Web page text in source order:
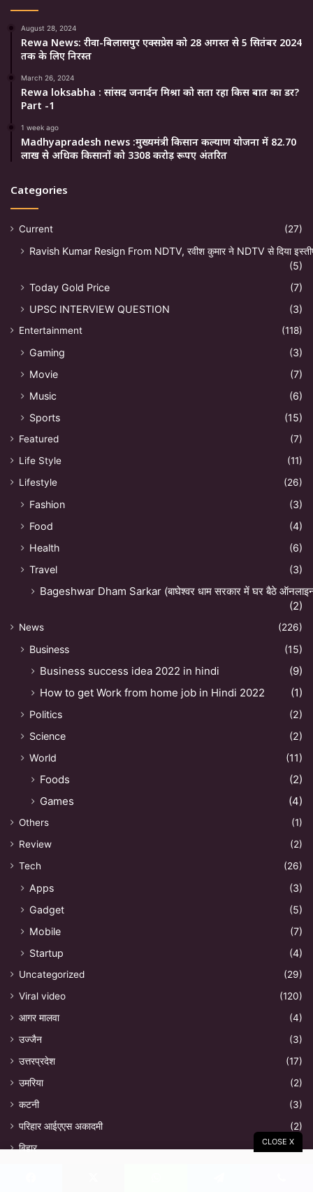
August 28, 2024
Rewa News: रीवा-बिलासपुर एक्सप्रेस को 28 अगस्त से 5 सितंबर 2024
तक के लिए निरस्त
March 26, 2024
Rewa loksabha : सांसद जनार्दन मिश्रा को सता रहा किस बात का डर?
Part -1
1 week ago
Madhyapradesh news :मुख्यमंत्री किसान कल्याण योजना में 82.70
लाख से अधिक किसानों को 3308 करोड़ रूपए अंतरित
Categories
Current (27)
Ravish Kumar Resign From NDTV, रवीश कुमार ने NDTV से दिया
(5)
Today Gold Price
(7)
UPSC INTERVIEW QUESTION
(3)
Entertainment (118)
Gaming
(3)
Movie
(7)
Music
(6)
Sports
(15)
Featured
(7)
Life Style
(11)
Lifestyle
(26)
Fashion
(3)
Food
(4)
Health
(6)
Travel
(3)
Bageshwar Dham Sarkar (बाघेश्वर धाम सरकार में घर बैठे
(2)
News (226)
Business (15)
Business success idea 2022 in hindi
(9)
How to get Work from home job in Hindi 2022
(1)
Politics
(2)
Science
(2)
World
(11)
Foods
(2)
Games
(4)
Others
(1)
Review
(2)
Tech
(26)
Apps
(3)
Gadget
(5)
Mobile
(7)
Startup
(4)
Uncategorized
(29)
Viral video
(120)
आगर मालवा
(4)
उज्जैन
(3)
उत्तरप्रदेश
(17)
उमरिया
(2)
कटनी
(3)
परिहार आईएएस अकादमी
(2)
बिहार
(3)
CLOSE X